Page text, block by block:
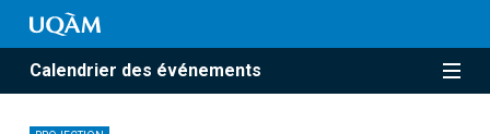
Calendrier des événements